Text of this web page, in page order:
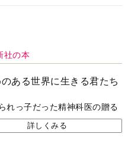
社の本
ある世界に生きる君たち
れっ子だった精神科医の贈る
詳しくみる